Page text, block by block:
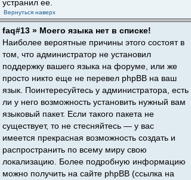
устранил ее.
Вернуться наверх
faq#13 » Моего языка нет в списке!
Наиболее вероятные причины этого состоят в
том, что администратор не установил
поддержку вашего языка на форуме, или же
просто никто еще не перевел phpBB на ваш
язык. Поинтересуйтесь у администратора, есть
ли у него возможность установить нужный вам
языковый пакет. Если такого пакета не
существует, то не стесняйтесь — у вас
имеется прекрасная возможность создать и
распространить по всему миру свою
локализацию. Более подробную информацию
можно получить на сайте phpBB (ссылка на